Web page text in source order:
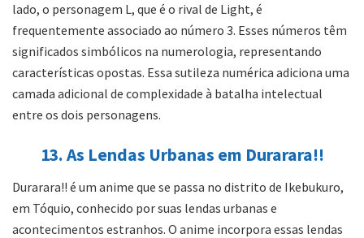
lado, o personagem L, que é o rival de Light, é
frequentemente associado ao número 3. Esses números têm
significados simbólicos na numerologia, representando
características opostas. Essa sutileza numérica adiciona uma
camada adicional de complexidade à batalha intelectual
entre os dois personagens.
13. As Lendas Urbanas em Durarara!!
Durarara!! é um anime que se passa no distrito de Ikebukuro,
em Tóquio, conhecido por suas lendas urbanas e
acontecimentos estranhos. O anime incorpora essas lendas